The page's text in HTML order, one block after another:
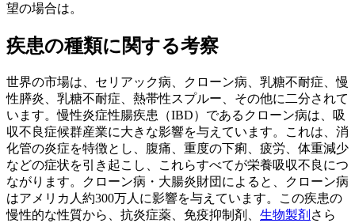
望の場合は。
疾患の種類に関する考察
世界の市場は、セリアック病、クローン病、乳糖不耐症、慢
性膵炎、乳糖不耐症、熱帯性スプルー、その他に二分されて
います。慢性炎症性腸疾患（IBD）であるクローン病は、吸
収不良症候群産業に大きな影響を与えています。これは、消
化管の炎症を特徴とし、腹痛、重度の下痢、疲労、体重減少
などの症状を引き起こし、これらすべてが栄養吸収不良につ
ながります。クローン病・大腸炎財団によると、クローン病
はアメリカ人約300万人に影響を与えています。この疾患の
慢性的な性質から、抗炎症薬、免疫抑制剤、 生物製剤 さら